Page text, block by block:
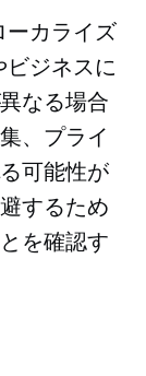
ーカライズ
ビジネスに
なる場合
、プライ
可能性が
するため
を確認す